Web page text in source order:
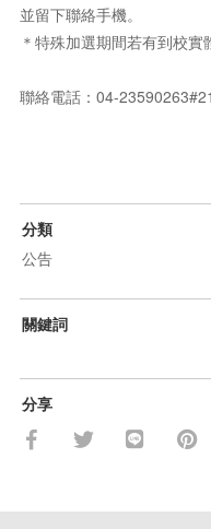
並留下聯絡手機。
＊特殊加選期間若有到校實
聯絡電話：04-
分類
公告
關鍵詞
分享